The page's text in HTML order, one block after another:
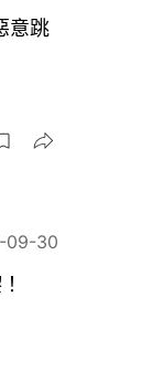
意跳
09-30